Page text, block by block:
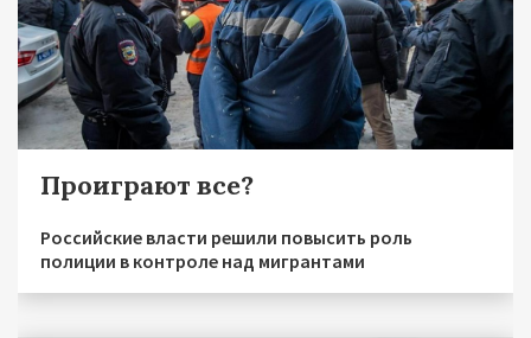
Проиграют все?
Российские власти решили повысить роль
полиции в контроле над мигрантами